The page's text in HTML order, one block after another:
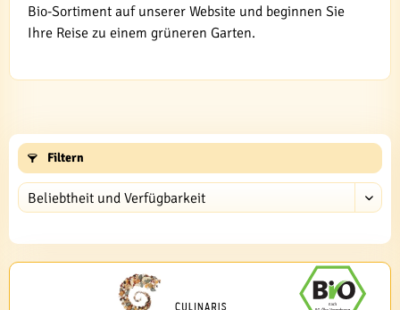
Bio-Sortiment auf unserer Website und beginnen Sie
Ihre Reise zu einem grüneren Garten.
Filtern